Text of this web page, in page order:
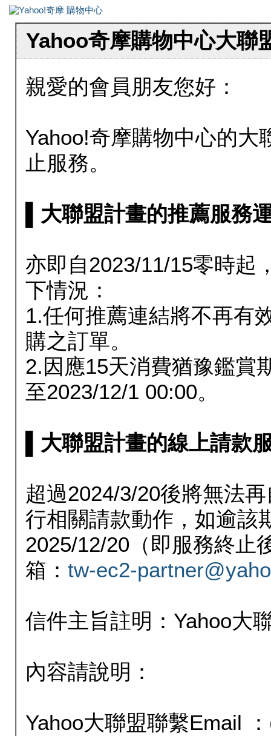
Yahoo奇摩購物中心大聯
親愛的會員朋友您好：
Yahoo!奇摩購物中心的大
止服務。
▌大聯盟計畫的推薦服務
亦即自2023/11/15零時起
下情況：
1.任何推薦連結將不再有
購之訂單。
2.因應15天消費猶豫鑑賞
至2023/12/1 00:00。
▌大聯盟計畫的線上請款
超過2024/3/20後將無法
行相關請款動作，如逾該
2025/12/20（即服務終止
箱： tw-ec2-
信件主旨註明：Yahoo大
內容請說明：
Yahoo大聯盟聯繫Email